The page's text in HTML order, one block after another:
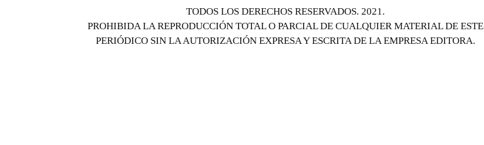
TODOS LOS DERECHOS RESERVADOS. 2021.
PROHIBIDA LA REPRODUCCIÓN TOTAL O PARCIAL DE CUALQUIER MATERIAL DE ESTE
PERIÓDICO SIN LA AUTORIZACIÓN EXPRESA Y ESCRITA DE LA EMPRESA EDITORA.